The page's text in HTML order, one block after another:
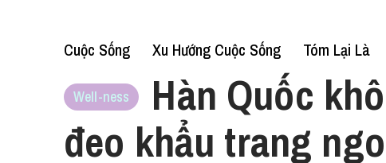
Cuộc Sống Xu Hướng Cuộc Sống Tóm Lại Là
Well-ness
Hàn Quốc
đeo khẩu trang